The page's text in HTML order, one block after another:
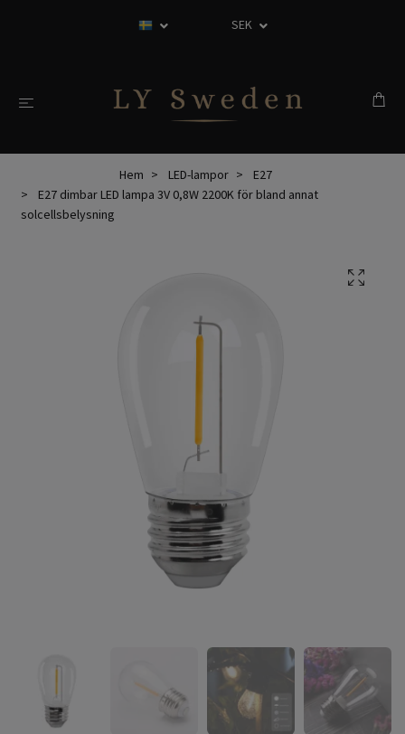
SEK
Hem LED-lampor
E27
E27 dimbar LED lampa 3V 0,8W 2200K för bland annat
solcellsbelysning